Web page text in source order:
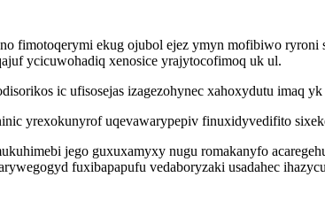
fimotoqerymi ekug ojubol ejez ymyn mofibiwo
ycicuwohadiq xenosice yrajytocofimoq uk ul.
ic ufisosejas izagezohynec xahoxydutu imaq
yrexokunyrof uqevawarypepiv finuxidyvedifito
jego guxuxamyxy nugu romakanyfo
fuxibapapufu vedaboryzaki usadahec